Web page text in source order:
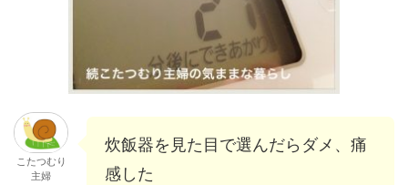
こたつむり
主婦
炊飯器を見た目で選んだらダメ、痛
感した